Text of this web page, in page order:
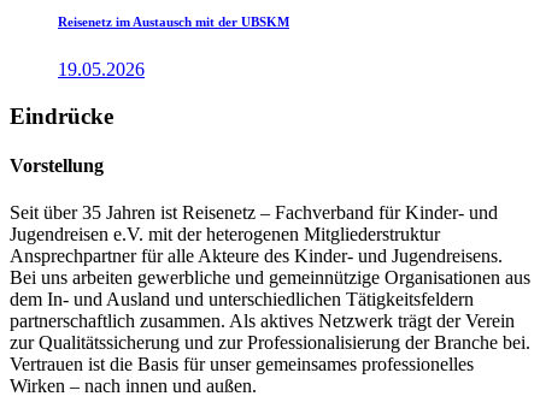
Reisenetz im Austausch mit der UBSKM
19.05.2026
Eindrücke
Vorstellung
Seit über 35 Jahren ist Reisenetz – Fachverband für Kinder- und
Jugendreisen e.V. mit der heterogenen Mitgliederstruktur
Ansprechpartner für alle Akteure des Kinder- und Jugendreisens.
Bei uns arbeiten gewerbliche und gemeinnützige Organisationen aus
dem In- und Ausland und unterschiedlichen Tätigkeitsfeldern
partnerschaftlich zusammen. Als aktives Netzwerk trägt der Verein
zur Qualitätssicherung und zur Professionalisierung der Branche bei.
Vertrauen ist die Basis für unser gemeinsames professionelles
Wirken – nach innen und außen.